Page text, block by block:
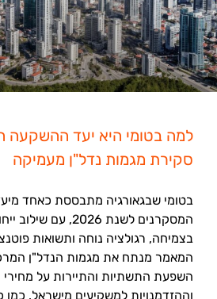
סקירת מגמות נדל"ן מעמיקה
בטומי שבגאורגיה מתבססת כאחד
המסקרנים לשנת 2026, עם
בצמיחה, רגולציה נוחה ותשואות
המאמר מנתח את מגמות הנדל"ן
השפעת התשתיות והתיירות על מחירי
וההזדמנויות למשקיעים מישראל. כמו